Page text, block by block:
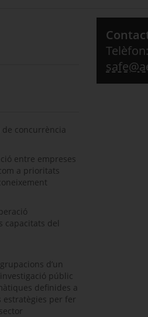
concurrència
entre empreses
a prioritats
capacitats del
d’un
públic
definides a
estratègies per fer